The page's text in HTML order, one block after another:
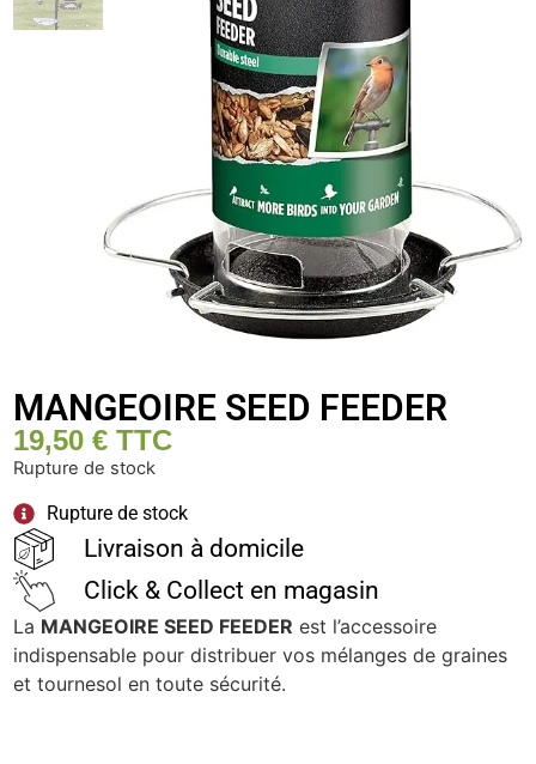
MANGEOIRE SEED FEEDER
19,50€ TTC
Rupture de stock
Rupture de stock
Livraison à domicile
Click & Collect en magasin
La MANGEOIRE SEED FEEDER est l’accessoire
indispensable pour distribuer vos mélanges de graines
et tournesol en toute sécurité.